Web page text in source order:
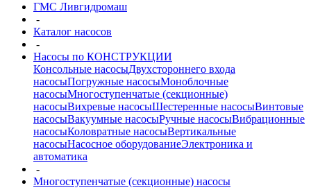
ГМС Ливгидромаш
-
Каталог насосов
-
Насосы по КОНСТРУКЦИИ
Консольные насосыДвухстороннего входа
насосыПогружные насосыМоноблочные
насосыМногоступенчатые (секционные)
насосыВихревые насосыШестеренные насосыВинтовые
насосыВакуумные насосыРучные насосыВибрационные
насосыКоловратные насосыВертикальные
насосыНасосное оборудованиеЭлектроника и
автоматика
-
Многоступенчатые (секционные) насосы